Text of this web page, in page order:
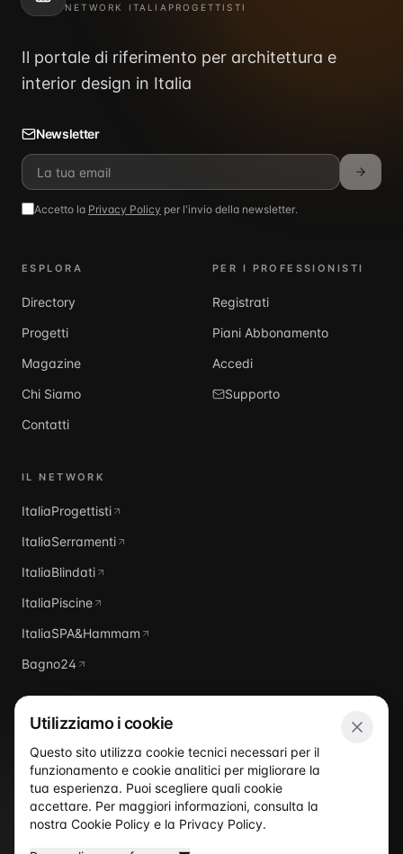
NETWORK ITALIAPROGETTISTI
Il portale di riferimento per architettura e
interior design in Italia
Newsletter
Accetto la Privacy Policy per l'invio della newsletter.
ESPLORA
Directory
Progetti
Magazine
Chi Siamo
Contatti
PER I PROFESSIONISTI
Registrati
Piani Abbonamento
Accedi
Supporto
IL NETWORK
ItaliaProgettisti
ItaliaSerramenti
ItaliaBlindati
ItaliaPiscine
ItaliaSPA&Hammam
Bagno24
ItaliaDomus
Utilizziamo i cookie
Questo sito utilizza cookie tecnici necessari per il
funzionamento e cookie analitici per migliorare la
tua esperienza. Puoi scegliere quali cookie
accettare. Per maggiori informazioni, consulta la
nostra Cookie Policy e la Privacy Policy.